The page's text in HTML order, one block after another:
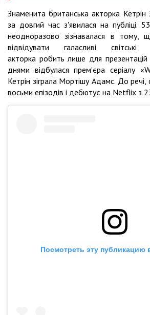
Знаменита британська акторка
за довгий час з'явилася на публіці.
неодноразово зізнавалася в
відвідувати галасливі
акторка робить лише для презентацій
днями відбулася прем'єра серіалу
Кетрін зіграла Мортішу Адамс. До речі,
восьми епізодів і дебютує на Netflix з
Посмотреть эту публикацию